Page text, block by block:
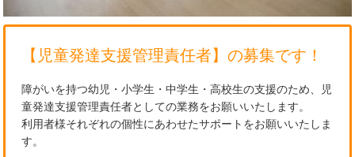
【児童発達支援管理責任者】の募集です！
障がいを持つ幼児・小学生・中学生・高校生の支援のため、児
童発達支援管理責任者としての業務をお願いいたします。
利用者様それぞれの個性にあわせたサポートをお願いいたしま
す。